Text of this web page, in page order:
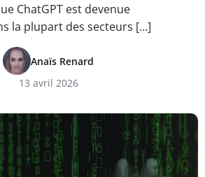
ChatGPT est devenue
la plupart des secteurs […]
Anaïs Renard
13 avril 2026